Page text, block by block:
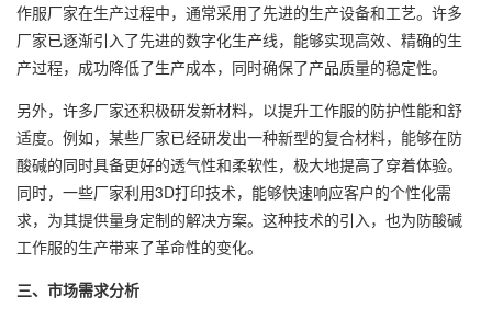
作服厂家在生产过程中，通常采用了先进的生产设备和工艺。许多
厂家已逐渐引入了先进的数字化生产线，能够实现高效、精确的生
产过程，成功降低了生产成本，同时确保了产品质量的稳定性。
另外，许多厂家还积极研发新材料，以提升工作服的防护性能和舒
适度。例如，某些厂家已经研发出一种新型的复合材料，能够在防
酸碱的同时具备更好的透气性和柔软性，极大地提高了穿着体验。
同时，一些厂家利用3D打印技术，能够快速响应客户的个性化需
求，为其提供量身定制的解决方案。这种技术的引入，也为防酸碱
工作服的生产带来了革命性的变化。
三、市场需求分析